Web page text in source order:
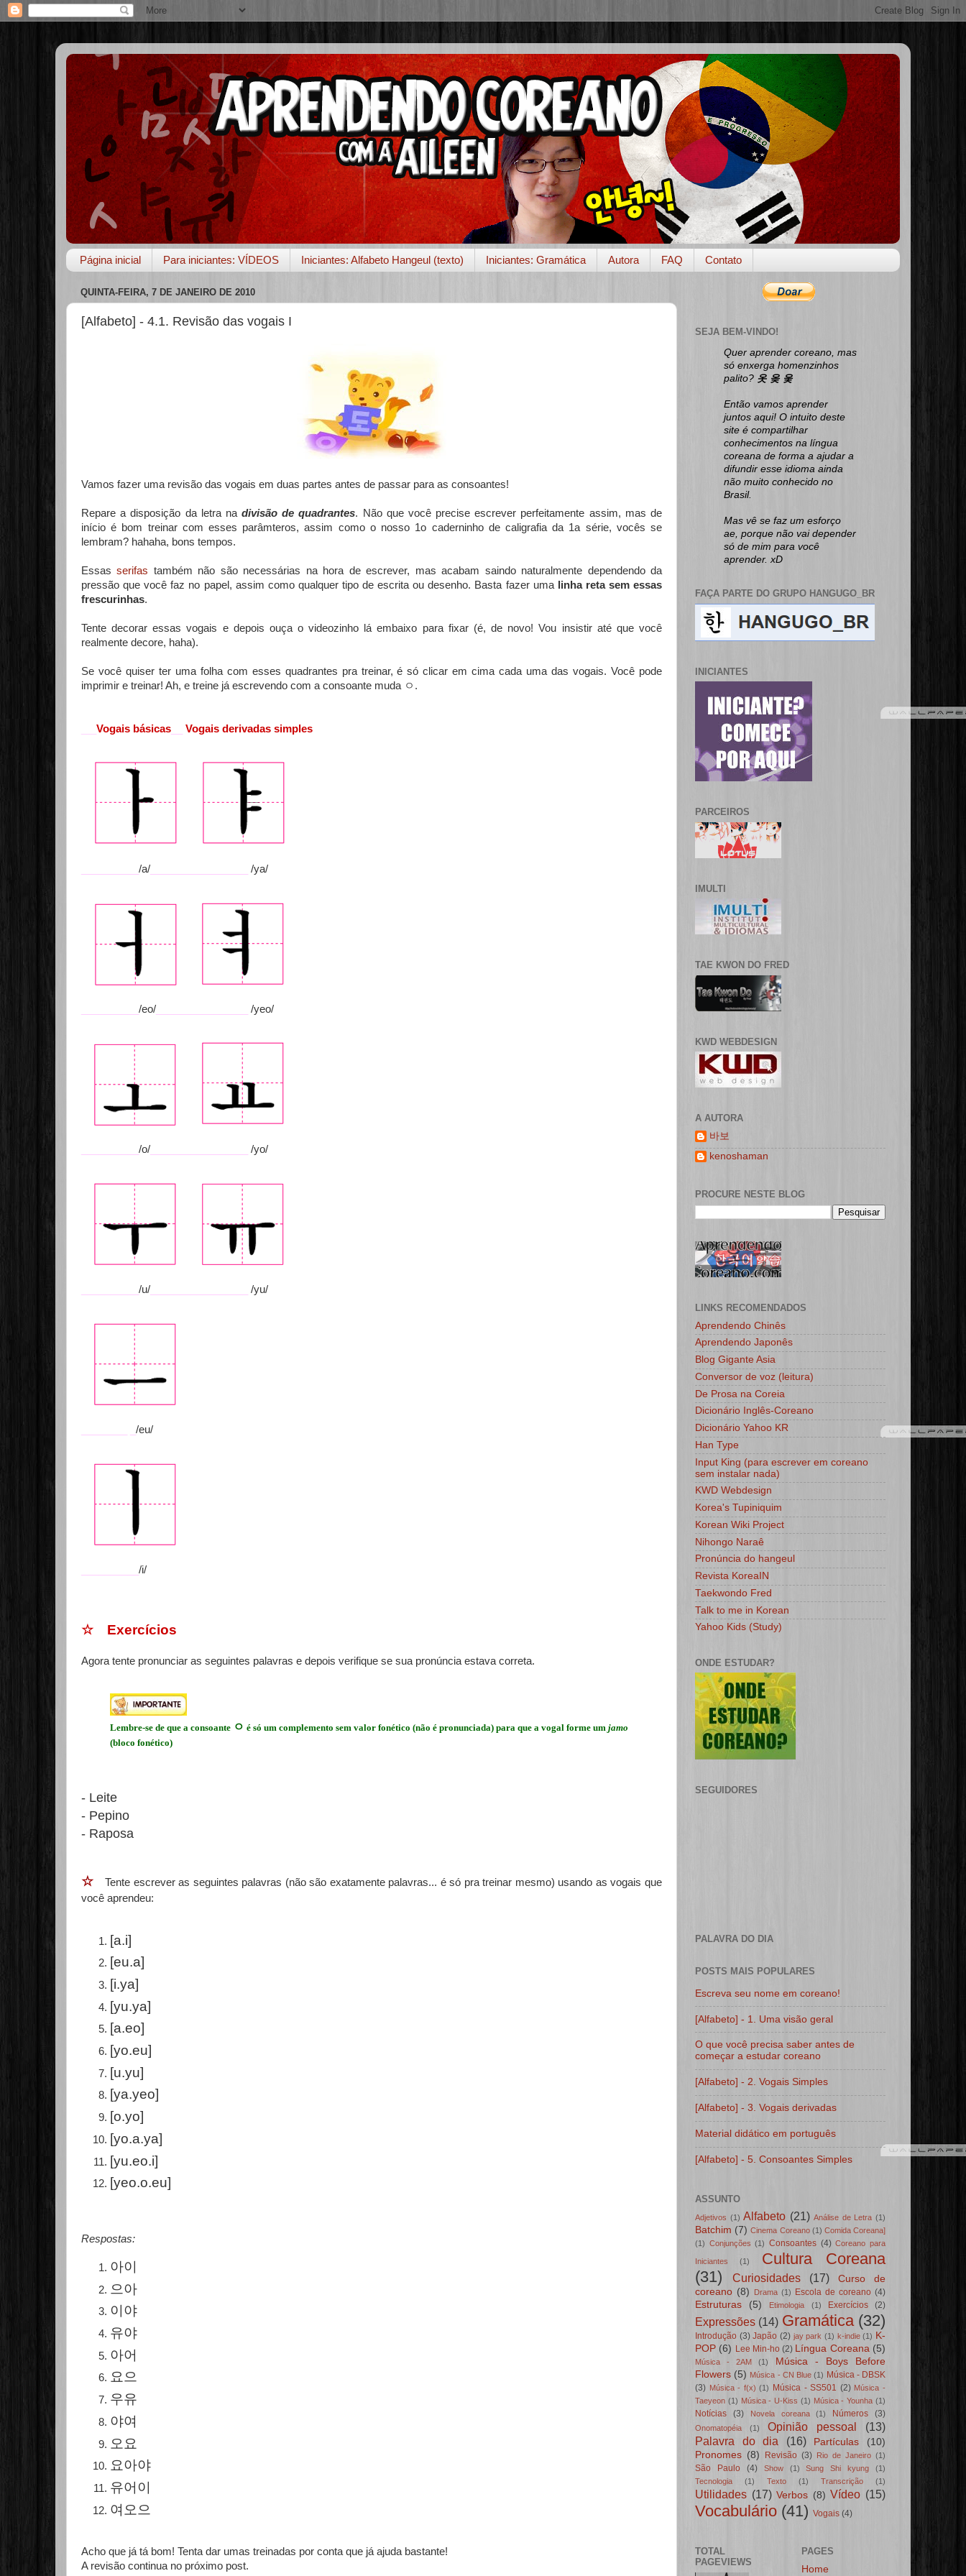
Página inicial Para iniciantes: VÍDEOS Iniciantes: Alfabeto Hangeul (texto) Iniciantes: Gramática Autora FAQ Contato
QUINTA-FEIRA, 7 DE JANEIRO DE 2010
[Alfabeto] - 4.1. Revisão das vogais I
Vamos fazer uma revisão das vogais em duas partes antes de passar para as consoantes!
Repare a disposição da letra nadivisão de quadrantes. Não que você precise escrever perfeitamente assim, mas de
início é bom treinar com esses parâmteros, assim como o nosso 1o caderninho de caligrafia da 1a série, vocês se
lembram? hahaha, bons tempos.
Essasserifas também não são necessárias na hora de escrever, mas acabam saindo naturalmente dependendo da
pressão que você faz no papel, assim como qualquer tipo de escrita ou desenho. Basta fazer uma
linha reta sem essas
frescurinhas.
Tente decorar essas vogais e depois ouça o videozinho lá embaixo para fixar (é, de novo! Vou insistir até que você
realmente decore, haha).
Se você quiser ter uma folha com esses quadrantes pra treinar, é só clicar em cima cada uma das vogais. Você pode
imprimir e treinar! Ah, e treine já escrevendo com a consoante muda ㅇ.
Vogais básicas Vogais derivadas simples
/a/ /ya/
/eo/ /yeo/
/o/ /yo/
/u/ /yu/
/eu/
/i/
☆ Exercícios
Agora tente pronunciar as seguintes palavras e depois verifique se sua pronúncia estava correta.
Lembre-se de que a consoante ㅇ é só um complemento sem valor fonético (não é pronunciada) para que a vogal forme um jamo
(bloco fonético)
- Leite
- Pepino
- Raposa
☆ Tente escrever as seguintes palavras (não são exatamente palavras... é só pra treinar mesmo) usando as vogais que
você aprendeu:
[a.i]
[eu.a]
[i.ya]
[yu.ya]
[a.eo]
[yo.eu]
[u.yu]
[ya.yeo]
[o.yo]
[yo.a.ya]
[yu.eo.i]
[yeo.o.eu]
Respostas:
아이
으아
이야
유야
아어
요으
우유
야여
오요
요아야
유어 이
여오으
Acho que já tá bom! Tenta dar umas treinadas por conta que já ajuda bastante!
A revisão continua no próximo post.
SEJA BEM-VINDO!
Quer aprender coreano, mas
só enxerga homenzinhos
palito? 옷 옺 웆
Então vamos aprender
juntos aqui! O intuito deste
site é compartilhar
conhecimentos na língua
coreana de forma a ajudar a
difundir esse idioma ainda
não muito conhecido no
Brasil.
Mas vê se faz um esforço
ae, porque não vai depender
só de mim para você
aprender. xD
FAÇA PARTE DO GRUPO HANGUGO_BR
INICIANTES
PARCEIROS
IMULTI
TAE KWON DO FRED
KWD WEBDESIGN
A AUTORA
바보
kenoshaman
PROCURE NESTE BLOG
LINKS RECOMENDADOS
Aprendendo Chinês
Aprendendo Japonês
Blog Gigante Asia
Conversor de voz (leitura)
De Prosa na Coreia
Dicionário Inglês-Coreano
Dicionário Yahoo KR
Han Type
Input King (para escrever em coreano
sem instalar nada)
KWD Webdesign
Korea's Tupiniquim
Korean Wiki Project
Nihongo Naraê
Pronúncia do hangeul
Revista KoreaIN
Taekwondo Fred
Talk to me in Korean
Yahoo Kids (Study)
ONDE ESTUDAR?
SEGUIDORES
PALAVRA DO DIA
POSTS MAIS POPULARES
Escreva seu nome em coreano!
[Alfabeto] - 1. Uma visão geral
O que você precisa saber antes de
começar a estudar coreano
[Alfabeto] - 2. Vogais Simples
[Alfabeto] - 3. Vogais derivadas
Material didático em português
[Alfabeto] - 5. Consoantes Simples
ASSUNTO
Adjetivos (1) Alfabeto (21) Análise de Letra (1)
Batchim (7) Cinema Coreano (1) Comida Coreana]
(1) Conjunções (1) Consoantes (4) Coreano para
Iniciantes (1)
Cultura Coreana
(31)
Curiosidades (17)
Curso de
coreano (8) Drama (1) Escola de coreano (4)
Estruturas (5) Etimologia (1) Exercícios (2)
Expressões (14) Gramática (32)
Introdução (3) Japão (2) jay park (1) k-indie (1) K-
POP (6) Lee Min-ho (2) Língua Coreana (5)
Música - 2AM (1)
Música - Boys Before
Flowers (5) Música - CN Blue (1) Música - DBSK
(3) Música - f(x) (1) Música - SS501 (2) Música -
Taeyeon (1) Música - U-Kiss (1) Música - Younha (1)
Notícias (3) Novela coreana (1) Números (3)
Onomatopéia (1) Opinião pessoal
(13)
Palavra do dia
(16) Partículas
(10)
Pronomes (8) Revisão (3) Rio de Janeiro (1)
São Paulo (4) Show (1) Sung Shi kyung
(1)
Tecnologia
(1) Texto (1) Transcrição (1)
Utilidades (17) Verbos (8) Vídeo (15)
Vocabulário (41) Vogais (4)
TOTAL
PAGEVIEWS
PAGES
Home